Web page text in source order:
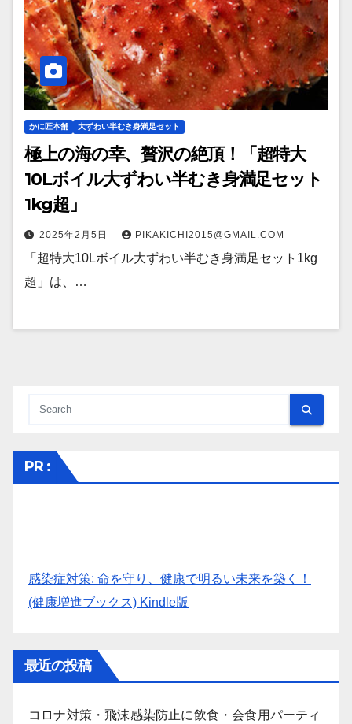
かに匠本舗 大ずわい半むき身満足セット
極上の海の幸、贅沢の絶頂！「超特大
10Lボイル大ずわい半むき身満足セット
1kg超」
2025年2月5日 PIKAKICHI2015@GMAIL.COM
「超特大10Lボイル大ずわい半むき身満足セット1kg
超」は、…
PR :
感染症対策: 命を守り、健康で明るい未来を築く！
(健康増進ブックス) Kindle版
最近の投稿
コロナ対策・飛沫感染防止に飲食・会食用パーティ